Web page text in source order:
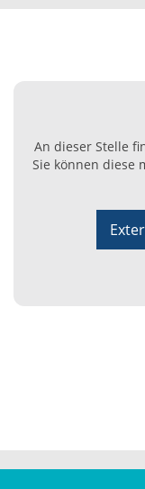
An dieser Stelle
Sie können diese